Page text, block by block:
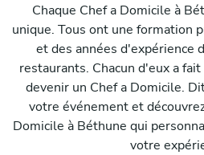
Chaque Chef a Domicile à
unique. Tous ont une formation
et des années d'expérience
restaurants. Chacun d'eux a
devenir un Chef a Domicile.
votre événement et
Domicile à Béthune qui
votre